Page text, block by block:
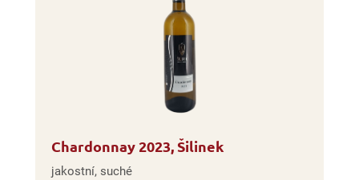
Chardonnay 2023, Šilinek
jakostní, suché